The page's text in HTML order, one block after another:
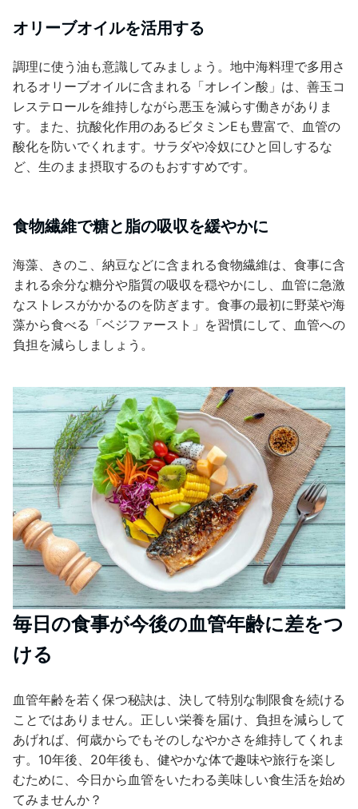
オリーブオイルを活用する
調理に使う油も意識してみましょう。地中海料理で多用さ
れるオリーブオイルに含まれる「オレイン酸」は、善玉コ
レステロールを維持しながら悪玉を減らす働きがありま
す。また、抗酸化作用のあるビタミンEも豊富で、血管の
酸化を防いでくれます。サラダや冷奴にひと回しするな
ど、生のまま摂取するのもおすすめです。
食物繊維で糖と脂の吸収を緩やかに
海藻、きのこ、納豆などに含まれる食物繊維は、食事に含
まれる余分な糖分や脂質の吸収を穏やかにし、血管に急激
なストレスがかかるのを防ぎます。食事の最初に野菜や海
藻から食べる「ベジファースト」を習慣にして、血管への
負担を減らしましょう。
毎日の食事が今後の血管年齢に差をつ
ける
血管年齢を若く保つ秘訣は、決して特別な制限食を続ける
ことではありません。正しい栄養を届け、負担を減らして
あげれば、何歳からでもそのしなやかさを維持してくれま
す。10年後、20年後も、健やかな体で趣味や旅行を楽し
むために、今日から血管をいたわる美味しい食生活を始め
てみませんか？